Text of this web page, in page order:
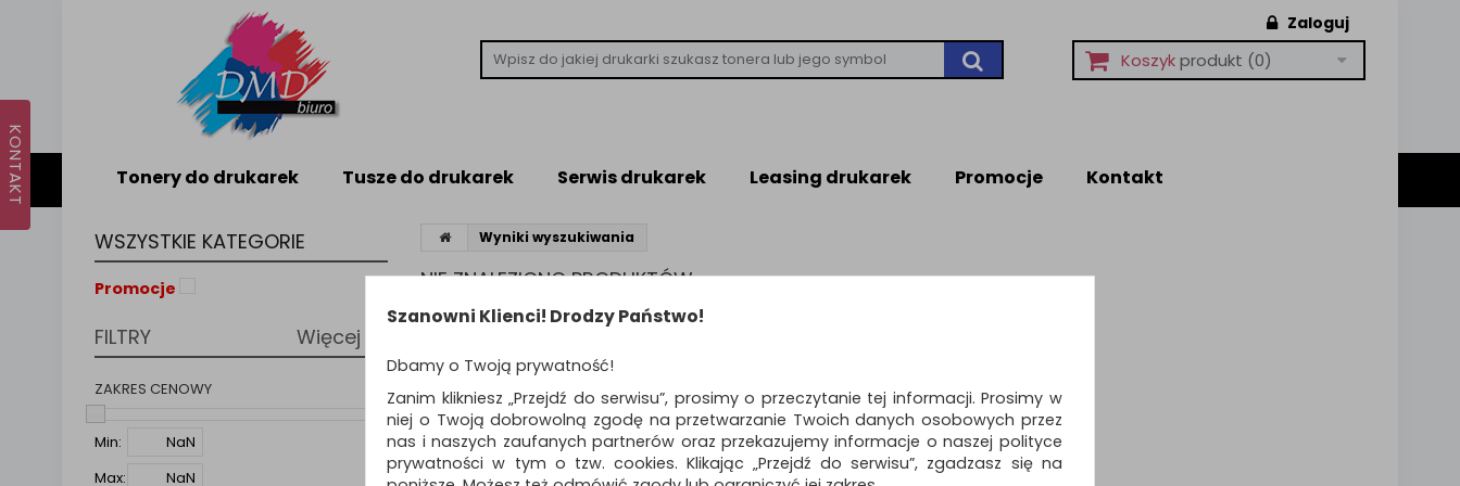
Zaloguj
Koszykprodukt (0)
Tonery do drukarek Tusze do drukarek Serwis drukarek Leasing drukarek Promocje Kontakt
WSZYSTKIE KATEGORIE
Promocje
FILTRY Więcej
ZAKRES CENOWY
Min:
Max:
Wyniki wyszukiwania
NIE ZNALEZIONO PRODUKTÓW
Nie odnaleziono produktów wg przyjętych kryteriów
Zmień kryteria wyszukiwania zaznaczając inne filtry i wyszukaj ponownie
Sprawdź, czy wszystkie słowa zostały poprawnie napisane.
Spróbuj użyć innych słów kluczowych.
Szanowni Klienci! Drodzy Państwo!
Dbamy o Twoją prywatność!
Zanim klikniesz „Przejdź do serwisu”, prosimy o przeczytanie tej informacji. Prosimy w
niej o Twoją dobrowolną zgodę na przetwarzanie Twoich danych osobowych przez
nas i naszych zaufanych partnerów oraz przekazujemy informacje o naszej polityce
prywatności w tym o tzw. cookies. Klikając „Przejdź do serwisu”, zgadzasz się na